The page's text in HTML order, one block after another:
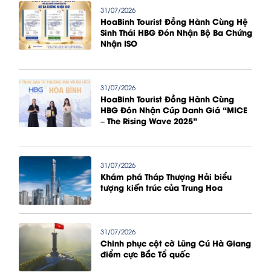
31/07/2026
HoaBinh Tourist Đồng Hành Cùng Hệ
Sinh Thái HBG Đón Nhận Bộ Ba Chứng
Nhận ISO
31/07/2026
HoaBinh Tourist Đồng Hành Cùng
HBG Đón Nhận Cúp Danh Giá “MICE
– The Rising Wave 2025”
31/07/2026
Khám phá Tháp Thượng Hải biểu
tượng kiến trúc của Trung Hoa
31/07/2026
Chinh phục cột cờ Lũng Cú Hà Giang
điểm cực Bắc Tổ quốc